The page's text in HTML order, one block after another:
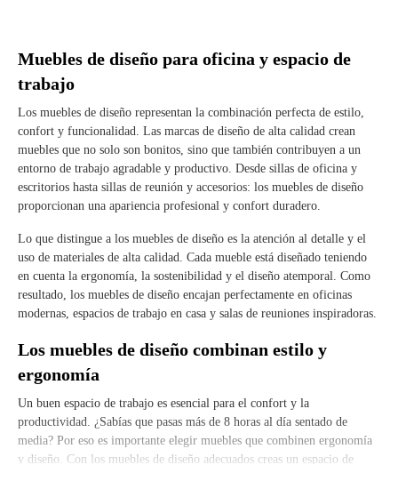
Muebles de diseño para oficina y espacio de
trabajo
Los muebles de diseño representan la combinación perfecta de estilo,
confort y funcionalidad. Las marcas de diseño de alta calidad crean
muebles que no solo son bonitos, sino que también contribuyen a un
entorno de trabajo agradable y productivo. Desde sillas de oficina y
escritorios hasta sillas de reunión y accesorios: los muebles de diseño
proporcionan una apariencia profesional y confort duradero.
Lo que distingue a los muebles de diseño es la atención al detalle y el
uso de materiales de alta calidad. Cada mueble está diseñado teniendo
en cuenta la ergonomía, la sostenibilidad y el diseño atemporal. Como
resultado, los muebles de diseño encajan perfectamente en oficinas
modernas, espacios de trabajo en casa y salas de reuniones inspiradoras.
Los muebles de diseño combinan estilo y
ergonomía
Un buen espacio de trabajo es esencial para el confort y la
productividad. ¿Sabías que pasas más de 8 horas al día sentado de
media? Por eso es importante elegir muebles que combinen ergonomía
y diseño. Con los muebles de diseño adecuados creas un espacio de